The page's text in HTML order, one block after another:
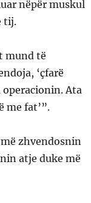
nëpër muskul
tij.
mund të
‘çfarë
operacionin. Ata
me fat’”.
zhvendosnin
atje duke më